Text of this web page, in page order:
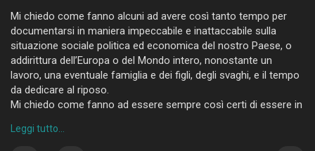
Mi domando come diavolo facciate a dormire la notte.
Mi chiedo come fanno alcuni ad avere così tanto tempo per
documentarsi in maniera impeccabile e inattaccabile sulla
situazione sociale politica ed economica del nostro Paese, o
addirittura dell’Europa o del Mondo intero, nonostante un
lavoro, una eventuale famiglia e dei figli, degli svaghi, e il tempo
da dedicare al riposo.
Mi chiedo come fanno ad essere sempre così certi di essere in
fonti attendibili al 100%.
Leggi tutto...